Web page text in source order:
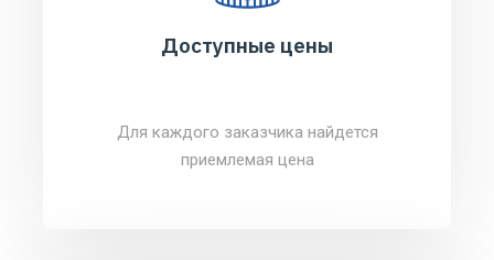
Доступные цены
Для каждого заказчика найдется
приемлемая цена